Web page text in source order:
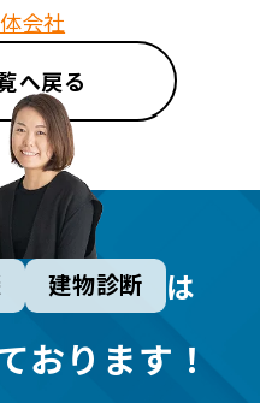
会社
へ戻る
建物診断 は
おります！